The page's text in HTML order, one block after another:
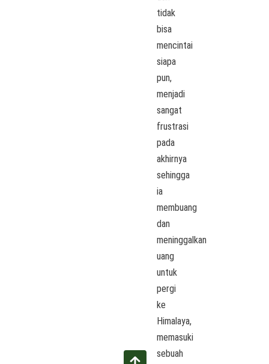
tidak
bisa
mencintai
siapa
pun,
menjadi
sangat
frustrasi
pada
akhirnya
sehingga
ia
membuang
dan
meninggalkan
uang
untuk
pergi
ke
Himalaya,
memasuki
sebuah